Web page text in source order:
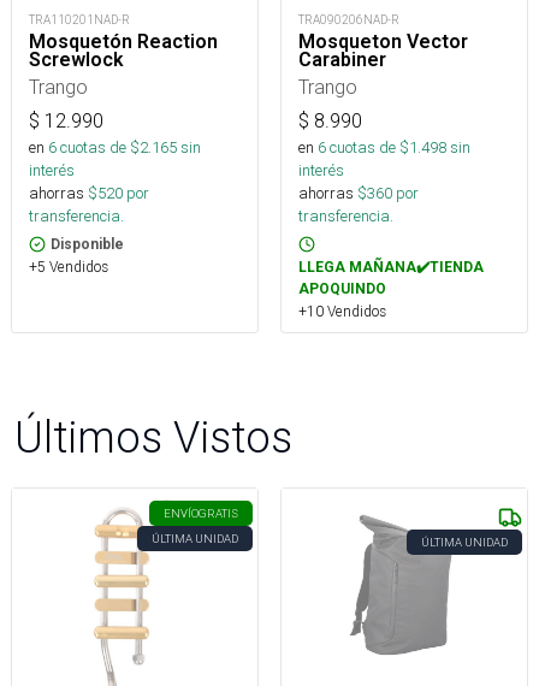
TRA110201NAD-R
Mosquetón Reaction
Screwlock
Trango
$ 12.990
en 6cuotas de $2.165sin
interés
ahorras $520 por
transferencia.
Disponible
+5 Vendidos
TRA090206NAD-R
Mosqueton Vector
Carabiner
Trango
$ 8.990
en 6cuotas de $1.498sin
interés
ahorras $360 por
transferencia.
LLEGA MAÑANA✔️TIENDA
APOQUINDO
+10 Vendidos
Últimos Vistos
ENVÍOGRATIS
ÚLTIMA UNIDAD
ÚLTIMA UNIDAD